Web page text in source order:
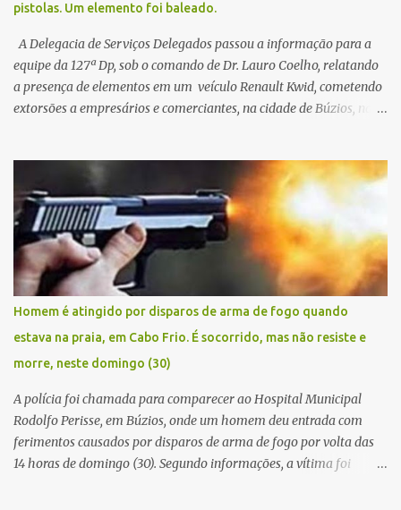
pistolas. Um elemento foi baleado.
A Delegacia de Serviços Delegados passou a informação para a
equipe da 127ª Dp, sob o comando de Dr. Lauro Coelho, relatando
a presença de elementos em um veículo Renault Kwid, cometendo
extorsões a empresários e comerciantes, na cidade de Búzios, na
fugir da cidade Buziana. Um dos detidos é policial civil e este foi
baleado na perna na troca de tiros . Na ocorrência, três armas,
pistolas e uma réplica de fuzil, foram apreendidas. O homem
baleado foi identificado como Claudio Bastos, conhecido no meio
político.
Homem é atingido por disparos de arma de fogo quando
estava na praia, em Cabo Frio. É socorrido, mas não resiste e
morre, neste domingo (30)
A polícia foi chamada para comparecer ao Hospital Municipal
Rodolfo Perisse, em Búzios, onde um homem deu entrada com
ferimentos causados por disparos de arma de fogo por volta das
14 horas de domingo (30). Segundo informações, a vítima foi